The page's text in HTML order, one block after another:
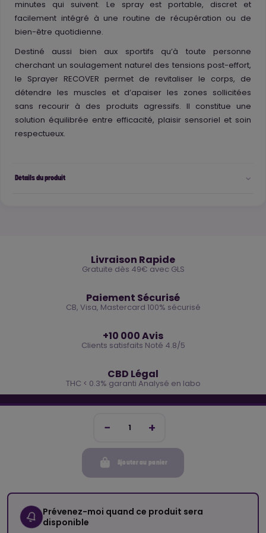
Ajouter au panier
Prévenez-moi quand ce produit sera
disponible
minutes qui suivent. Le spray est portable, discret et
facilement intégré à une routine de récupération ou de
bien-être quotidienne.
Destiné aussi bien aux sportifs qu’à toute personne
cherchant un soulagement naturel des tensions post-effort,
le Sprayer RECOVER permet de revitaliser le corps, de
détendre les muscles et d’apaiser les zones sollicitées
sans recourir à des produits agressifs. Il constitue une
solution équilibrée entre efficacité, plaisir sensoriel et soin
respectueux.
Détails du produit
Livraison Rapide
Gratuite dès 49€ avec GLS
Paiement Sécurisé
CB, Visa, Mastercard 100% sécurisé
+10 000 Avis
Clients satisfaits Noté 4.8/5
CBD Légal
THC < 0.3% garanti Analysé en labo
Inscris-toi et reçois -10€ sur ta prochaine commande
Cocorikush
Top Catégories